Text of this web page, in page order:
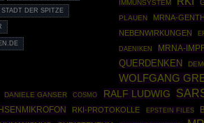
STADT DER SPITZE
IMMUNSYSTEM
PLAUEN
MRNA-
NEBENWIRKUNGEN
DAENIKEN
MRNA-
QUERDENKEN
WOLFGANG
DANIELE GANSER COSMO RALF LUDWIG
RKI-PROTOKOLLE EPSTEIN FILES